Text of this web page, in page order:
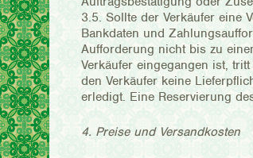
3.5. Sollte der Verkäufer eine
Bankdaten und
Aufforderung nicht bis zu
Verkäufer eingegangen ist,
den Verkäufer keine
erledigt. Eine Reservierung
4. Preise und Versandkosten